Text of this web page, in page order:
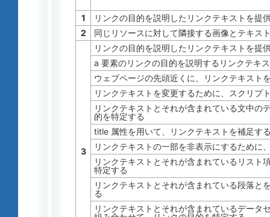
1
リンクの目的を説明したリンクテキストを提
2
同じリソースに対して隣接する画像とテキス
3
リンクの目的を説明したリンクテキストを提
a 要素のリンクの目的を説明するリンクテキ
ウェブページの先頭近くに、リンクテキスト
リンクテキストを変更するために、スクリプ
リンクテキストとそれが含まれている文中の
的を特定する
title 属性を用いて、リンクテキストを補足す
リンクテキストの一部を非表示にするために
リンクテキストとそれが含まれているリスト
特定する
リンクテキストとそれが含まれている段落と
る
リンクテキストとそれが含まれているデータ